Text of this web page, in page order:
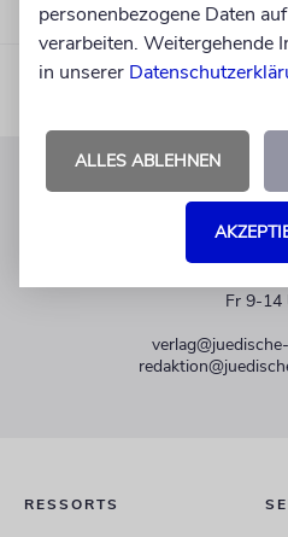
Fr 9-14
RESSORTS
personenbezogene Daten
verarbeiten. Weitergehende
in unserer
ALLES ABLEHNEN